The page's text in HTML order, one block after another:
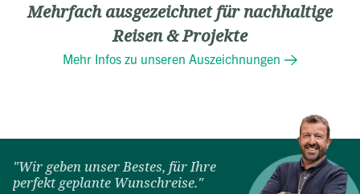
Mehrfach ausgezeichnet für nachhaltige
Reisen & Projekte
Mehr Infos zu unseren Auszeichnungen
"Wir geben unser Bestes, für Ihre
perfekt geplante Wunschreise."